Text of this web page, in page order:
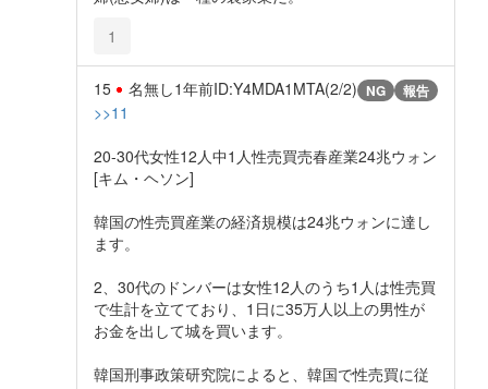
1
15 名無し1年前ID:Y4MDA1MTA(2/2) NG 報告
>>11
20-30代女性12人中1人性売買売春産業24兆ウォン
[キム・ヘソン]
韓国の性売買産業の経済規模は24兆ウォンに達し
ます。
2、30代のドンバーは女性12人のうち1人は性売買
で生計を立てており、1日に35万人以上の男性が
お金を出して城を買います。
韓国刑事政策研究院によると、韓国で性売買に従